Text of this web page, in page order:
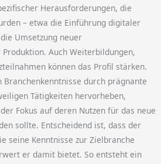
Herausforderungen, die
– etwa die Einführung digitaler
Umsetzung neuer
Auch Weiterbildungen,
können das Profil stärken.
durch prägnante
Tätigkeiten hervorheben,
Fokus auf deren Nutzen für das neue
sollte. Entscheidend ist, dass der
seine Kenntnisse zur Zielbranche
er damit bietet. So entsteht ein